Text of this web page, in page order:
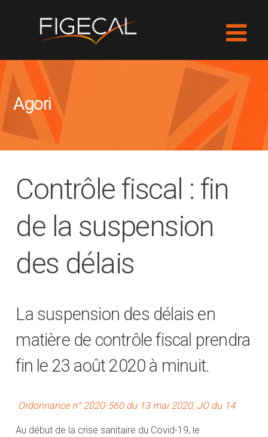
Agori
Contrôle fiscal : fin
de la suspension
des délais
La suspension des délais en
matière de contrôle fiscal prendra
fin le 23 août 2020 à minuit.
Ordonnance n° 2020-560 du 13 mai 2020, JO du 14
Au début de la crise sanitaire du Covid-19, le